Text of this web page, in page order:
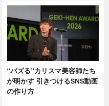
“バズる”カリスマ美容師たち
が明かす 引きつけるSNS動画
の作り方